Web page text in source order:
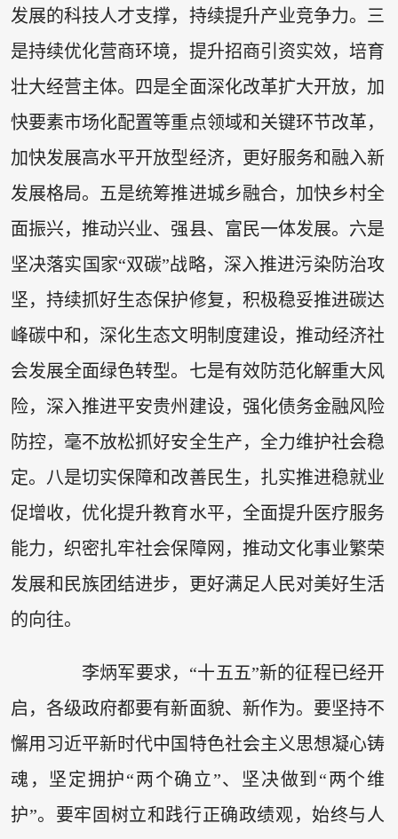
发展的科技人才支撑，持续提升产业竞争力。三
是持续优化营商环境，提升招商引资实效，培育
壮大经营主体。四是全面深化改革扩大开放，加
快要素市场化配置等重点领域和关键环节改革，
加快发展高水平开放型经济，更好服务和融入新
发展格局。五是统筹推进城乡融合，加快乡村全
面振兴，推动兴业、强县、富民一体发展。六是
坚决落实国家“双碳”战略，深入推进污染防治攻
坚，持续抓好生态保护修复，积极稳妥推进碳达
峰碳中和，深化生态文明制度建设，推动经济社
会发展全面绿色转型。七是有效防范化解重大风
险，深入推进平安贵州建设，强化债务金融风险
防控，毫不放松抓好安全生产，全力维护社会稳
定。八是切实保障和改善民生，扎实推进稳就业
促增收，优化提升教育水平，全面提升医疗服务
能力，织密扎牢社会保障网，推动文化事业繁荣
发展和民族团结进步，更好满足人民对美好生活
的向往。
李炳军要求，“十五五”新的征程已经开
启，各级政府都要有新面貌、新作为。要坚持不
懈用习近平新时代中国特色社会主义思想凝心铸
魂，坚定拥护“两个确立”、坚决做到“两个维
护”。要牢固树立和践行正确政绩观，始终与人